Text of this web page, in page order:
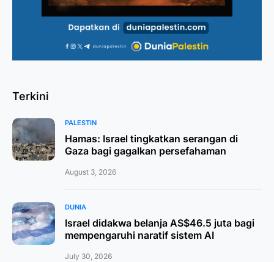
Terkini
PALESTIN
Hamas: Israel tingkatkan serangan di
Gaza bagi gagalkan persefahaman
August 3, 2026
DUNIA
Israel didakwa belanja AS$46.5 juta bagi
mempengaruhi naratif sistem AI
July 30, 2026